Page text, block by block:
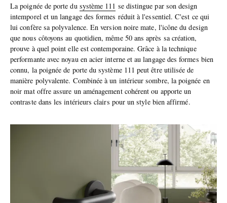
La poignée de porte du système 111 se distingue par son design
intemporel et un langage des formes réduit à l'essentiel. C'est ce qui
lui confère sa polyvalence. En version noire mate, l'icône du design
que nous côtoyons au quotidien, même 50 ans après sa création,
prouve à quel point elle est contemporaine. Grâce à la technique
performante avec noyau en acier interne et au langage des formes bien
connu, la poignée de porte du système 111 peut être utilisée de
manière polyvalente. Combinée à un intérieur sombre, la poignée en
noir mat offre assure un aménagement cohérent ou apporte un
contraste dans les intérieurs clairs pour un style bien affirmé.